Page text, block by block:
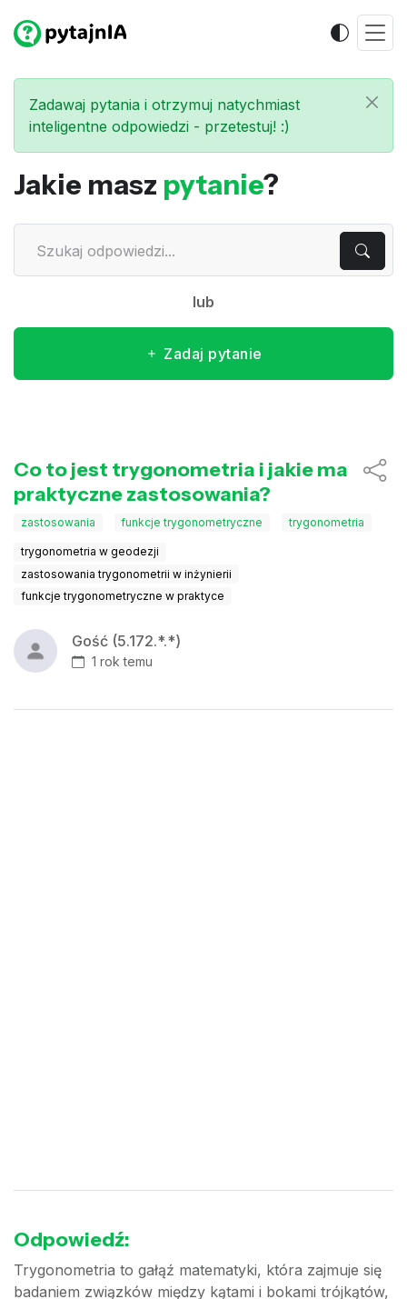
Zadawaj pytania i otrzymuj natychmiast
inteligentne odpowiedzi - przetestuj! :)
Jakie masz pytanie?
lub
Zadaj pytanie
Co to jest trygonometria i jakie ma
praktyczne zastosowania?
zastosowania funkcje trygonometryczne trygonometria
trygonometria w geodezji
zastosowania trygonometrii w inżynierii
funkcje trygonometryczne w praktyce
Gość (5.172.*.*)
1 rok temu
Odpowiedź:
Trygonometria to gałąź matematyki, która zajmuje się
badaniem związków między kątami i bokami trójkątów,